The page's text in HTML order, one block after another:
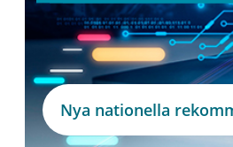
Nya nationella